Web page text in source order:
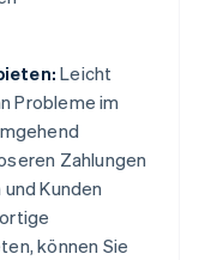
Leicht
Probleme im
Zahlungen
Kunden
können Sie